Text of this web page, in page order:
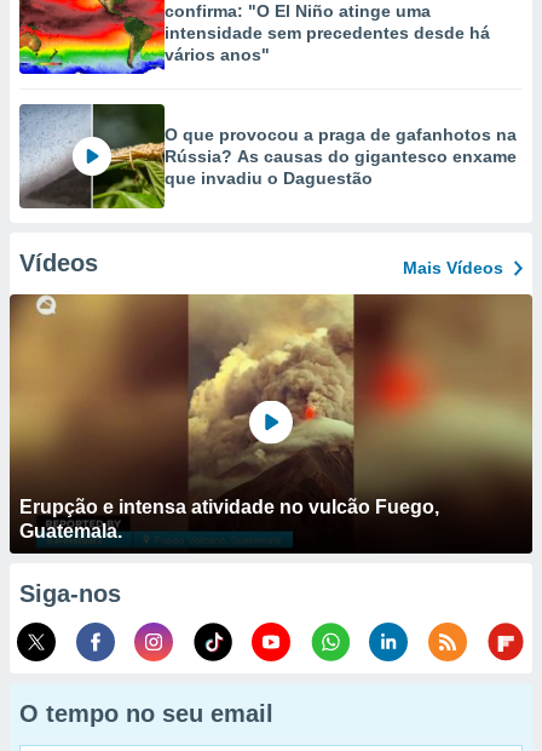
confirma: "O El Niño atinge uma
intensidade sem precedentes desde há
vários anos"
O que provocou a praga de gafanhotos na
Rússia? As causas do gigantesco enxame
que invadiu o Daguestão
Vídeos Mais Vídeos
Erupção e intensa atividade no vulcão Fuego,
Guatemala.
Siga-nos
O tempo no seu email